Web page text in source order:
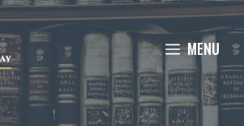
MENU